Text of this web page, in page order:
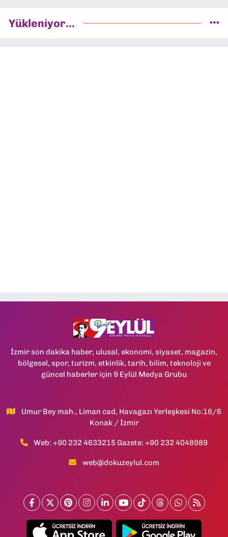
Yükleniyor...
İzmir son dakika haber, ulusal, ekonomi, siyaset, magazin,
bölgesel, spor, turizm, etkinlik, tarih, bilim, teknoloji ve
güncel haberler için 9 Eylül Medya Grubu
Umur Bey mah., Liman cad, Havagazı Yerleşkesi No:16/6
Konak / İzmir
Web: +90 232 4633215 Gazete: +90 232 4048989
web@dokuzeylul.com